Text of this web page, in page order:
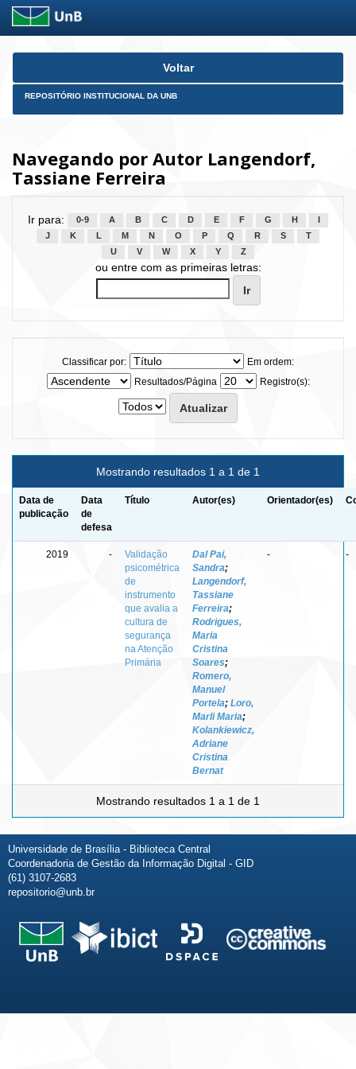
Skip
Voltar
REPOSITÓRIO INSTITUCIONAL DA UNB
Navegando por Autor Langendorf,
Tassiane Ferreira
Ir para: 0-9 A B C D E F G H
J
K L M N O P Q R S
T
U
V W X Y Z
ou entre com as primeiras letras:
Classificar por:
Em ordem:
Resultados/Página
Registro(s):
Mostrando resultados 1 a 1 de 1
Data de
publicação
Data
de
defesa
Título Autor(es) Orientador(es)
2019 -
Validação
psicométrica
de
instrumento
que avalia a
cultura de
segurança
na Atenção
Primária
Dal Pai,
Sandra;
Langendorf,
Tassiane
Ferreira;
Rodrigues,
Maria
Cristina
Soares;
Romero,
Manuel
Portela; Loro,
Marli Maria;
Kolankiewicz,
Adriane
Cristina
Bernat
- -
Mostrando resultados 1 a 1 de 1
Universidade de Brasília - Biblioteca Central
Coordenadoria de Gestão da Informação Digital - GID
(61) 3107-2683
repositorio@unb.br